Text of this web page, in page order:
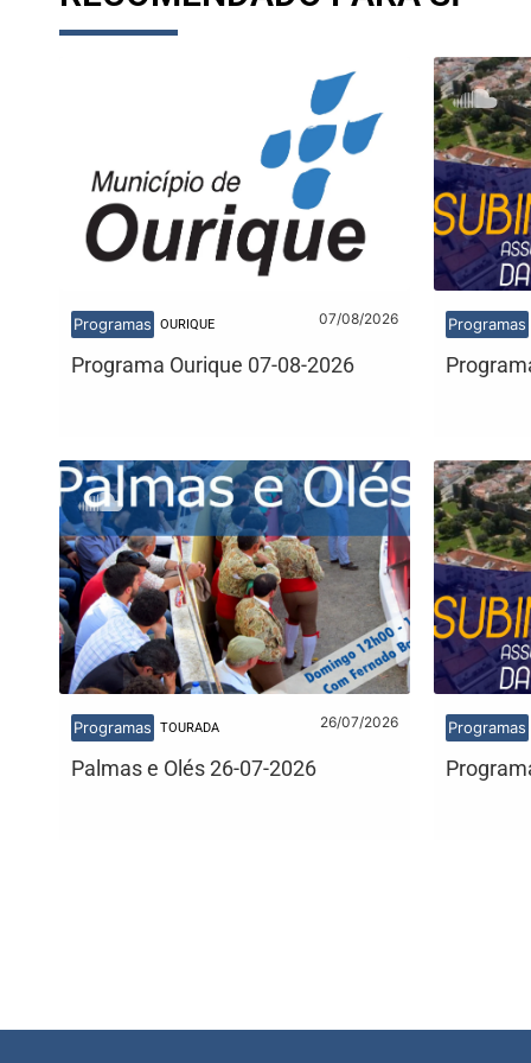
Programas OURIQUE 07/08/2026
Programa Ourique 07-08-2026
Programas
Programas TOURADA 26/07/2026
Palmas e Olés 26-07-2026
Programas